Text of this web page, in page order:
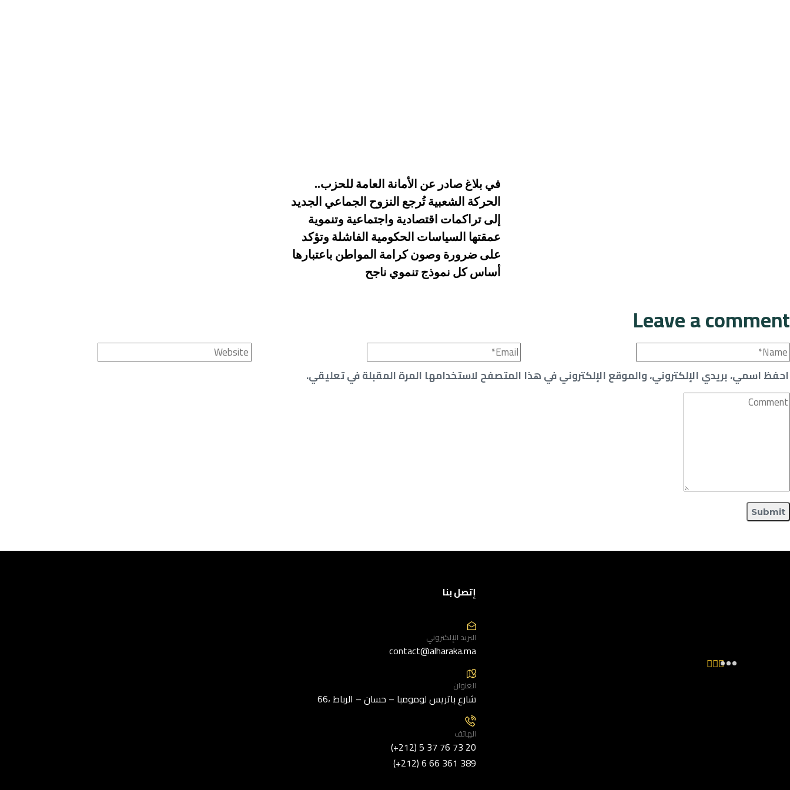
في بلاغ صادر عن الأمانة العامة للحزب..
الحركة الشعبية تُرجع النزوح الجماعي الجديد
إلى تراكمات اقتصادية واجتماعية وتنموية
عمقتها السياسات الحكومية الفاشلة وتؤكد
على ضرورة وصون كرامة المواطن باعتبارها
أساس كل نموذج تنموي ناجح
Leave a comment
احفظ اسمي، بريدي الإلكتروني، والموقع الإلكتروني في هذا المتصفح لاستخدامها المرة المقبلة في تعليقي.
إتصل بنا
البريد الإلكتروني
contact@alharaka.ma
العنوان
66، شارع باتريس لومومبا – حسان – الرباط
الهاتف
(+212) 5 37 76 73 20
(+212) 6 66 361 389